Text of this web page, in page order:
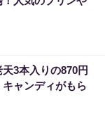
天3本入りの870円
ャンディがもら